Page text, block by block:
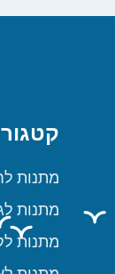
מתנות
מתנות
מתנות